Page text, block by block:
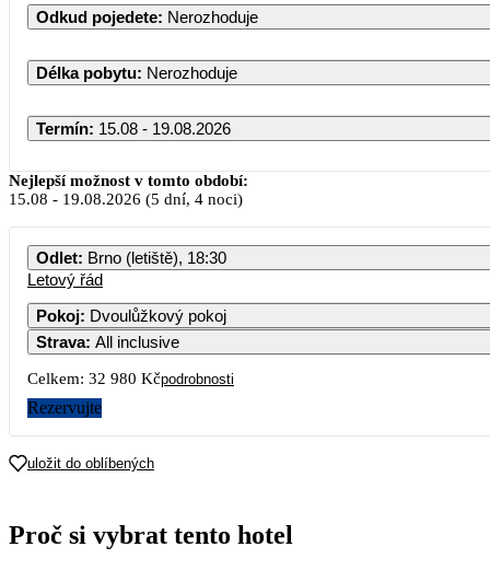
Odkud pojedete: Nerozhoduje
Délka pobytu: Nerozhoduje
Termín: 15.08 - 19.08.2026
Nejlepší možnost v tomto období:
15.08 - 19.08.2026 (5 dní, 4 noci)
Odlet: Brno (letiště), 18:30
Letový řád
Pokoj: Dvoulůžkový pokoj
Strava: All inclusive
Celkem: 32 980 Kčpodrobnosti
Rezervujte
uložit do oblíbených
Proč si vybrat tento hotel